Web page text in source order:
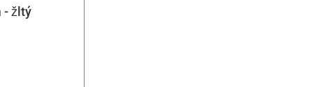
- žltý